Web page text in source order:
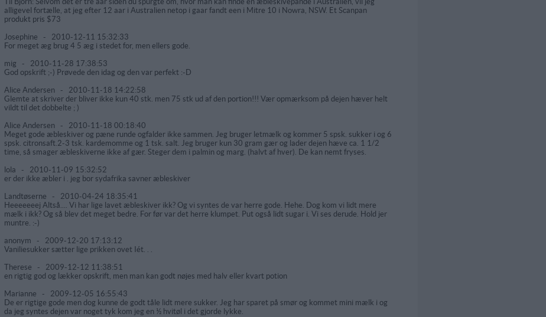
alligevel fortælle, at jeg efter 12 aar i Australien netop i gaar fandt een i Mitre 10 i Nowra, NSW. Et Scanpan
produkt pris $73
Josephine
- 2010-12-11 15:32:33
For meget æg brug 4 5 æg i stedet for, men ellers gode.
mig
- 2010-11-28 17:38:53
God opskrift ;-) Prøvede den idag og den var perfekt :-D
Alice Andersen
- 2010-11-18 14:22:58
Glemte at skriver der bliver ikke kun 40 stk. men 75 stk ud af den portion!!! Vær opmærksom på dejen hæver helt
vildt til det dobbelte ; )
Alice Andersen
- 2010-11-18 00:18:40
Meget gode æbleskiver og pæne runde ogfalder ikke sammen. Jeg bruger letmælk og kommer 5 spsk. sukker i og 6
spsk. citronsaft.2-3 tsk. kardemomme og 1 tsk. salt. Jeg bruger kun 30 gram gær og lader dejen hæve ca. 1 1/2
time, så smager æbleskiverne ikke af gær. Steger dem i palmin og marg. (halvt af hver). De kan nemt fryses.
lola
- 2010-11-09 15:32:52
er der ikke æbler i . jeg bor sydafrika savner æbleskiver
Landtøserne
- 2010-04-24 18:35:41
Heeeeeeej Altså.... Vi har lige lavet æbleskiver ikk? Og vi syntes de var herre gode. Hehe. Dog kom vi lidt mere
mælk i ikk? Og så blev det meget bedre. For før var det herre klumpet. Put også lidt sugar i. Vi ses derude. Hold jer
muntre. :-)
anonym
- 2009-12-20 17:13:12
Vaniliesukker sætter lige prikken ovet Iét. . .
Therese
- 2009-12-12 11:38:51
en rigtig god og lækker opskrift, men man kan godt nøjes med halv eller kvart potion
Marianne
- 2009-12-05 16:55:43
De er rigtige gode men dog kunne de godt tåle lidt mere sukker. Jeg har sparet på smør og kommet mini mælk i og
da jeg syntes dejen var noget tyk kom jeg en ½ hvitøl i det gjorde lykke.